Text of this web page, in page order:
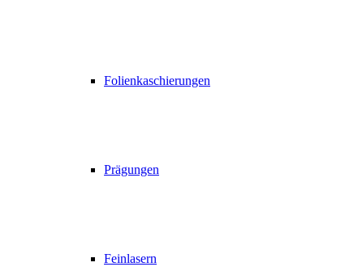
Folienkaschierungen
Prägungen
Feinlasern